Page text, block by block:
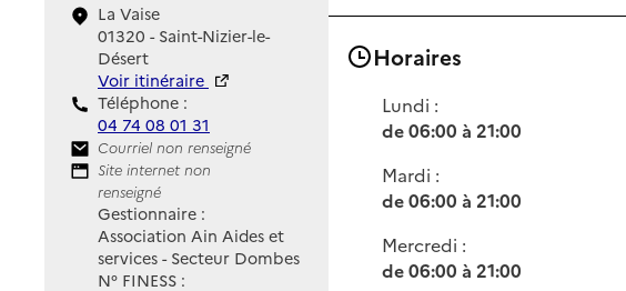
La Vaise
01320 - Saint-Nizier-le-
Désert
Voir itinéraire
Téléphone :
04 74 08 01 31
Contact
Courriel non renseigné
Site Internet
Site internet non
renseigné
Gestionnaire :
Association Ain Aides et
services - Secteur Dombes
N° FINESS :
Horaires
Lundi :
de 06:00 à 21:00
Mardi :
de 06:00 à 21:00
Mercredi :
de 06:00 à 21:00